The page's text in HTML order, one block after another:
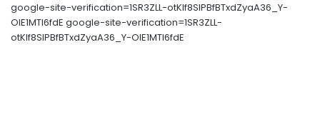
google-site-verification=1SR3ZLL-otKIf8SlPBfBTxdZyaA36_Y-
OIE1MTl6fdE google-site-verification=1SR3ZLL-
otKIf8SlPBfBTxdZyaA36_Y-OIE1MTl6fdE